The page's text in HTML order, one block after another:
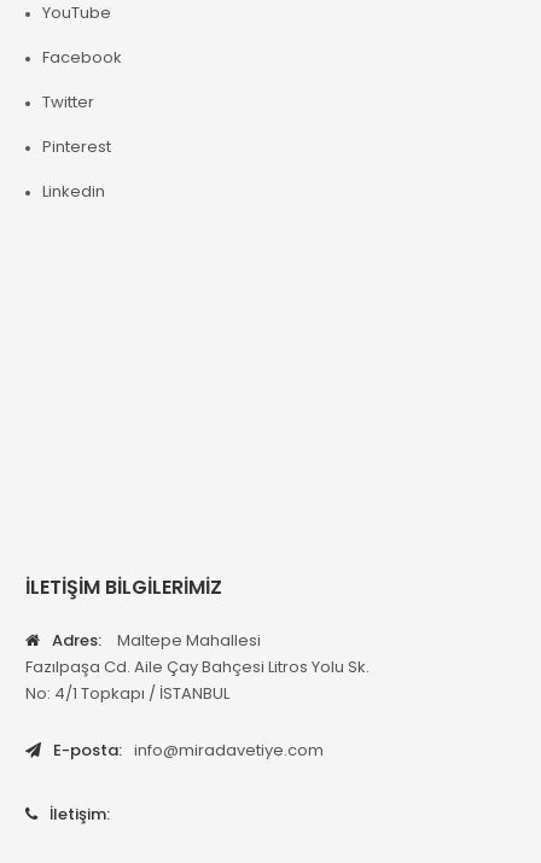
YouTube
Facebook
Twitter
Pinterest
Linkedin
İLETİŞİM BİLGİLERİMİZ
Adres:
Maltepe Mahallesi
Fazılpaşa Cd. Aile Çay Bahçesi Litros Yolu Sk.
No: 4/1 Topkapı / İSTANBUL
E-posta: info@miradavetiye.com
İletişim: